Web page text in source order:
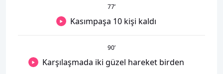
77’
Kasımpaşa 10 kişi kaldı
90’
Karşılaşmada iki güzel hareket birden